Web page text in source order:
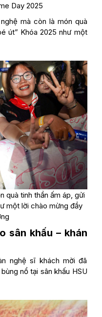
Day 2025
mà còn là món quà
út” Khóa 2025 như một
quà tinh thần ấm áp, gửi
một lời chào mừng đầy
sân khấu – khán
nghệ sĩ khách mời đã
nổ tại sân khấu HSU